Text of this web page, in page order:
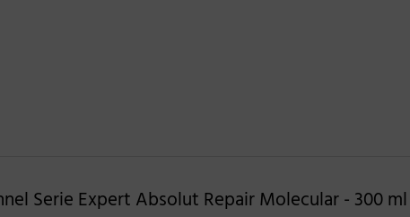
Serie Expert Absolut Repair Molecular - 300 ml